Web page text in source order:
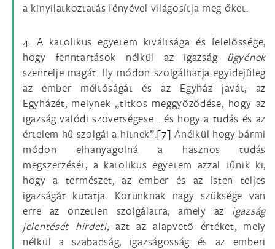
a kinyilatkoztatás fényével világosítja meg őket.
4. A katolikus egyetem kiváltsága és felelőssége,
hogy fenntartások nélkül az igazság ügyének
szentelje magát. Ily módon szolgálhatja egyidejűleg
az ember méltóságát és az Egyház javát, az
Egyházét, melynek „titkos meggyőződése, hogy az
igazság valódi szövetségese... és hogy a tudás és az
értelem hű szolgái a hitnek”.[7] Anélkül hogy bármi
módon elhanyagolná a hasznos tudás
megszerzését, a katolikus egyetem azzal tűnik ki,
hogy a természet, az ember és az Isten teljes
igazságát kutatja. Korunknak nagy szüksége van
erre az önzetlen szolgálatra, amely az igazság
jelentését hirdeti;azt az alapvető értéket, mely
nélkül a szabadság, igazságosság és az emberi